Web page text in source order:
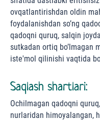
ovqatlantirishdan oldin
foydalanishdan so’ng
qadoqni quruq, salqin
sutkadan ortiq bo’lmagan
iste'mol qilinishi vaqtida
Saqlash shartlari:
Ochilmagan qadoqni quruq,
nurlaridan himoyalangan,